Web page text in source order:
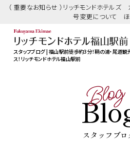
（ 重要なお知らせ ）リッチモンドホテル
号変更について
スタッフブログ | 福山駅前徒歩約3分！鞆の浦・尾道観
ス！リッチモンドホテル福山駅前
Blog
スタッフブロ